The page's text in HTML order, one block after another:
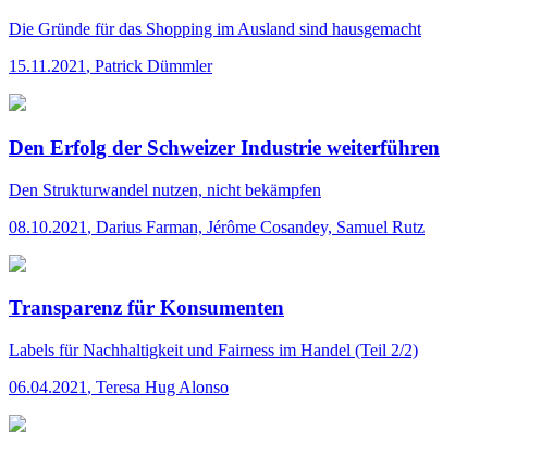
Die Gründe für das Shopping im Ausland sind hausgemacht
15.11.2021 , Patrick Dümmler
Den Erfolg der Schweizer Industrie weiterführen
Den Strukturwandel nutzen, nicht bekämpfen
08.10.2021 , Darius Farman, Jérôme Cosandey, Samuel Rutz
Transparenz für Konsumenten
Labels für Nachhaltigkeit und Fairness im Handel (Teil 2/2)
06.04.2021 , Teresa Hug Alonso